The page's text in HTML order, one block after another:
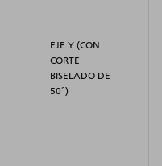
EJE Y (CON
CORTE
BISELADO DE
50°)